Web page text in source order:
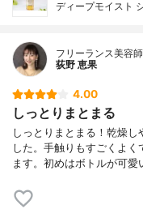
ディープモイスト
フリーランス美容師
荻野 恵果
4.00
しっとりまとまる
しっとりまとまる！乾燥
した。手触りもすごくよく
ます。初めはボトルが可